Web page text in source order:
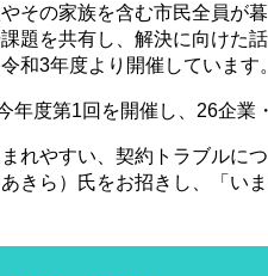
その家族を含む市民全員が
題を共有し、解決に向けた
和3年度より開催しています。
年度第1回を開催し、26企業
れやすい、契約トラブルに
ら）氏をお招きし、「いま